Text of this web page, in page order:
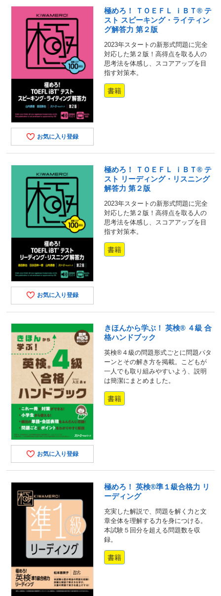
お気に入り登録
極めろ！ ＴＯＥＦＬ ｉＢＴ® テ
スト スピーキング・ライティン
グ解答力 第２版
2023年スタートの新形式問題に完全
対応した第２版！高得点を取る人の
思考法を体感し、スコアアップを目
指す対策本。
書籍
お気に入り登録
極めろ！ ＴＯＥＦＬ ｉＢＴ® テ
スト リーディング・リスニング
解答力 第２版
2023年スタートの新形式問題に完全
対応した第２版！高得点を取る人の
思考法を体感し、スコアアップを目
指す対策本。
書籍
お気に入り登録
きほんから学ぶ！ 英検® ４級 合
格ハンドブック
英検®４級の問題形式ごとに問題パタ
ーンとその解き方を掲載。こどもが
一人でも取り組みやすいよう、説明
は簡潔にまとめました。
書籍
極めろ！ 英検®準１級合格力 リ
ーディング
充実した解説で、問題を解く力と文
章全体を理解する力を身につける。
本試験５回分を超える問題数を収
録。
書籍